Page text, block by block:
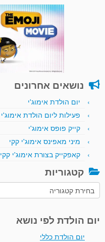
נושאים אחרונים
יום הולדת אימוג'י
פעילות ליום הולדת אימוג'י
קייק פופס אימוג'י
מיני מאפינס אימוג'י קקי
קאפקייק בצורת אימוג'י קקי
קטגוריות
קטגוריות
יום הולדת לפי נושא
יום הולדת כללי